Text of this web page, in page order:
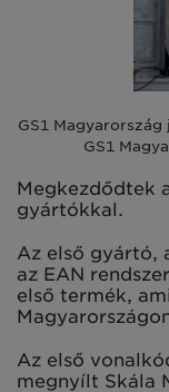
GS1
GS1
Megkezdődtek
gyártókkal.
Az első gyártó,
az EAN
első termék,
Az első
megnyílt Skála